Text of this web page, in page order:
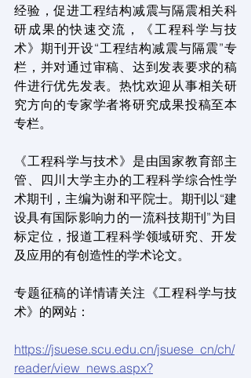
经验，促进工程结构减震与隔震相关科
研成果的快速交流，《工程科学与技
术》期刊开设“工程结构减震与隔震”专
栏，并对通过审稿、达到发表要求的稿
件进行优先发表。热忱欢迎从事相关研
究方向的专家学者将研究成果投稿至本
专栏。
《工程科学与技术》是由国家教育部主
管、四川大学主办的工程科学综合性学
术期刊，主编为谢和平院士。期刊以“建
设具有国际影响力的一流科技期刊”为目
标定位，报道工程科学领域研究、开发
及应用的有创造性的学术论文。
专题征稿的详情请关注《工程科学与技
术》的网站：
https://jsuese.scu.edu.cn/jsuese_cn/ch/
reader/view_news.aspx?